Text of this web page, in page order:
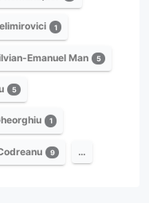
1
Emanuel Man 5
5
1
9 …